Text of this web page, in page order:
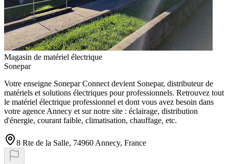
Magasin de matériel électrique
Sonepar
Votre enseigne Sonepar Connect devient Sonepar, distributeur de
matériels et solutions électriques pour professionnels. Retrouvez tout
le matériel électrique professionnel et dont vous avez besoin dans
votre agence Annecy et sur notre site : éclairage, distribution
d'énergie, courant faible, climatisation, chauffage, etc.
8 Rte de la Salle, 74960 Annecy, France